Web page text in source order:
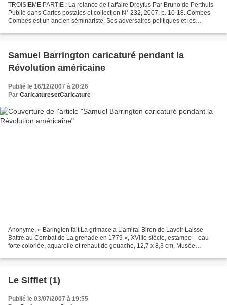
TROISIEME PARTIE : La relance de l’affaire Dreyfus Par Bruno de Perthuis
Publié dans Cartes postales et collection N° 232, 2007, p. 10-18. Combes
Combes est un ancien séminariste. Ses adversaires politiques et les
Samuel Barrington caricaturé pendant la
Révolution américaine
Publié le 16/12/2007 à 20:26
Par CaricaturesetCaricature
Anonyme, « Baringlon fait La grimace a L’amiral Biron de Lavoir Laisse
Battre au Combat de La grenade en 1779 », XVIIIe siècle, estampe – eau-
forte coloriée, aquarelle et rehaut de gouache, 12,7 x 8,3 cm, Musée
Le Sifflet (1)
Publié le 03/07/2007 à 19:55